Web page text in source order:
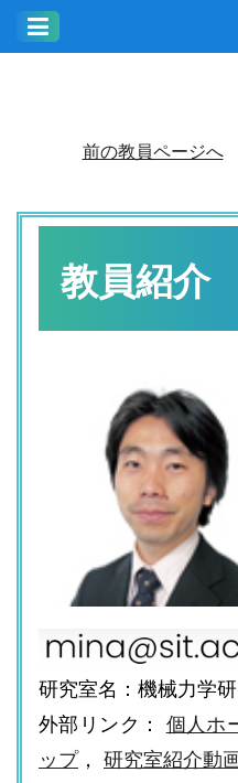
前の教員ページへ
教員紹介
研究室名：機械力学
外部リンク： 個人ホ
ップ， 研究室紹介動